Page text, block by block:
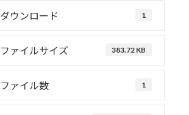
ダウンロード 1
ファイルサイズ 383.72 KB
ファイル数 1